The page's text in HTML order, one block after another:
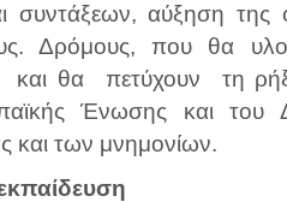
συντάξεων, αύξηση της
Δρόμους, που θα
και θα πετύχουν τη
Ένωσης και του
και των μνημονίων.